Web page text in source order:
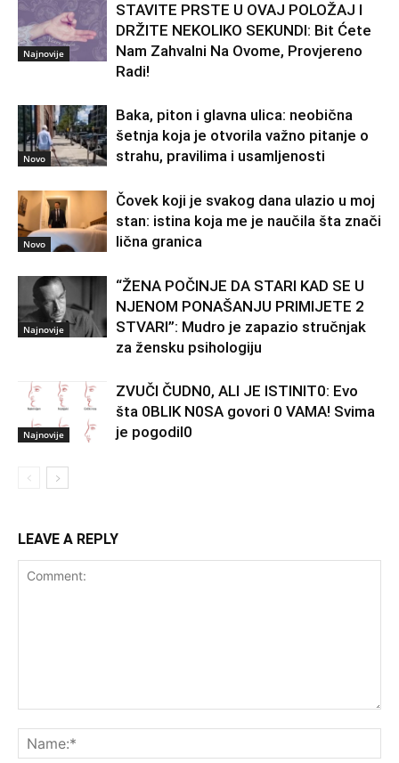
Najnovije
STAVITE PRSTE U OVAJ POLOŽAJ I
DRŽITE NEKOLIKO SEKUNDI: Bit Ćete
Nam Zahvalni Na Ovome, Provjereno
Radi!
Novo
Baka, piton i glavna ulica: neobična
šetnja koja je otvorila važno pitanje o
strahu, pravilima i usamljenosti
Novo
Čovek koji je svakog dana ulazio u moj
stan: istina koja me je naučila šta znači
lična granica
Najnovije
“ŽENA POČINJE DA STARI KAD SE U
NJENOM PONAŠANJU PRIMIJETE 2
STVARI”: Mudro je zapazio stručnjak
za žensku psihologiju
Najnovije
ZVUČI ČUDN0, ALI JE ISTINIT0: Evo
šta 0BLIK N0SA govori 0 VAMA! Svima
je pogodil0
LEAVE A REPLY